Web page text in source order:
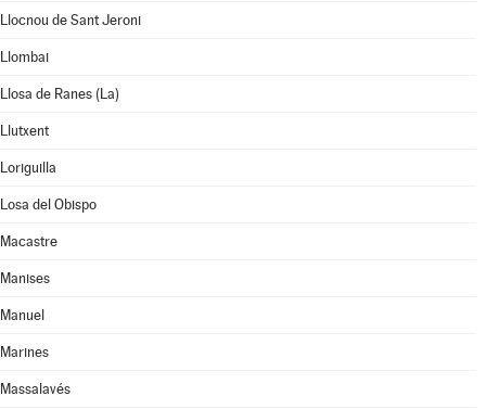
Llocnou de Sant Jeroni
Llombai
Llosa de Ranes (La)
Llutxent
Loriguilla
Losa del Obispo
Macastre
Manises
Manuel
Marines
Massalavés